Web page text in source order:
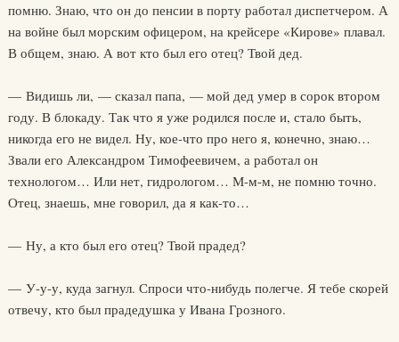
помню. Знаю, что он до пенсии в порту работал диспетчером. А
на войне был морским офицером, на крейсере «Кирове» плавал.
В общем, знаю. А вот кто был его отец? Твой дед.
— Видишь ли, — сказал папа, — мой дед умер в сорок втором
году. В блокаду. Так что я уже родился после и, стало быть,
никогда его не видел. Ну, кое-что про него я, конечно, знаю…
Звали его Александром Тимофеевичем, а работал он
технологом… Или нет, гидрологом… М-м-м, не помню точно.
Отец, знаешь, мне говорил, да я как-то…
— Ну, а кто был его отец? Твой прадед?
— У-у-у, куда загнул. Спроси что-нибудь полегче. Я тебе скорей
отвечу, кто был прадедушка у Ивана Грозного.